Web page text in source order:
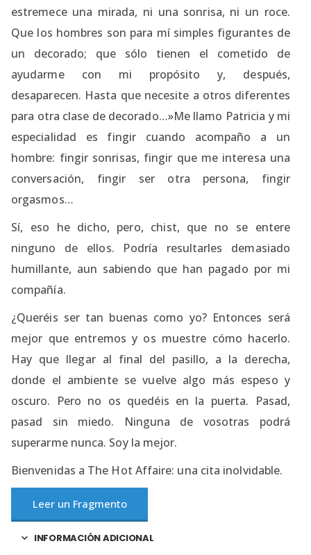
estremece una mirada, ni una sonrisa, ni un roce.
Que los hombres son para mí simples figurantes de
un decorado; que sólo tienen el cometido de
ayudarme con mi propósito y, después,
desaparecen. Hasta que necesite a otros diferentes
para otra clase de decorado…»Me llamo Patricia y mi
especialidad es fingir cuando acompaño a un
hombre: fingir sonrisas, fingir que me interesa una
conversación, fingir ser otra persona, fingir
orgasmos…
Sí, eso he dicho, pero, chist, que no se entere
ninguno de ellos. Podría resultarles demasiado
humillante, aun sabiendo que han pagado por mi
compañía.
¿Queréis ser tan buenas como yo? Entonces será
mejor que entremos y os muestre cómo hacerlo.
Hay que llegar al final del pasillo, a la derecha,
donde el ambiente se vuelve algo más espeso y
oscuro. Pero no os quedéis en la puerta. Pasad,
pasad sin miedo. Ninguna de vosotras podrá
superarme nunca. Soy la mejor.
Bienvenidas a The Hot Affaire: una cita inolvidable.
Leer un Fragmento
INFORMACIÓN ADICIONAL